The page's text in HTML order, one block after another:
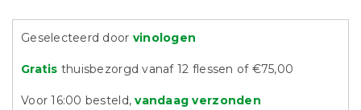
Geselecteerd door vinologen
Gratis thuisbezorgd vanaf 12 flessen of €75,00
Voor 16:00 besteld,vandaag verzonden